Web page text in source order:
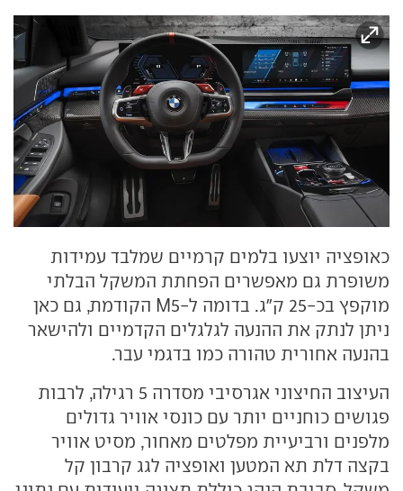
כאופציה יוצעו בלמים קרמיים שמלבד עמידות
משופרת גם מאפשרים הפחתת המשקל הבלתי
מוקפץ בכ-25 ק"ג. בדומה ל-M5 הקודמת, גם כאן
ניתן לנתק את ההנעה לגלגלים הקדמיים ולהישאר
בהנעה אחורית טהורה כמו בדגמי עבר.
העיצוב החיצוני אגרסיבי מסדרה 5 רגילה, לרבות
פגושים כוחניים יותר עם כונסי אוויר גדולים
מלפנים ורביעיית מפלטים מאחור, מסיט אוויר
בקצה דלת תא המטען ואופציה לגג קרבון קל